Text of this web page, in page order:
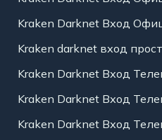
Kraken Darknet Вход
Kraken darknet вход
Kraken Darknet Вход
Kraken Darknet Вход
Kraken Darknet Вход